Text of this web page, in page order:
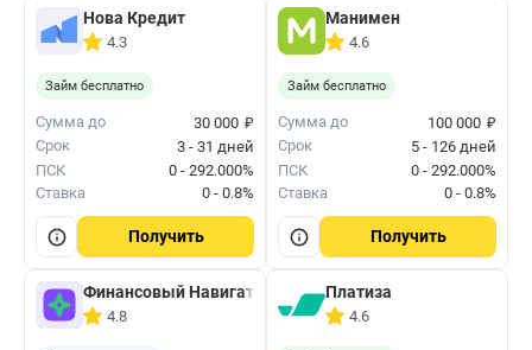
Нова Кредит
4.3
Займ бесплатно
Сумма до 30 000 ₽
Срок
3 - 31 дней
ПСК
0 - 292.000%
Ставка
0 - 0.8%
Получить
Манимен
4.6
Займ бесплатно
Сумма до 100 000 ₽
Срок
5 - 126 дней
ПСК
0 - 292.000%
Ставка
0 - 0.8%
Получить
Финансовый Навигатор
4.8
Платиза
4.6